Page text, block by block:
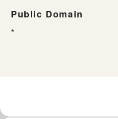
Public Domain
*